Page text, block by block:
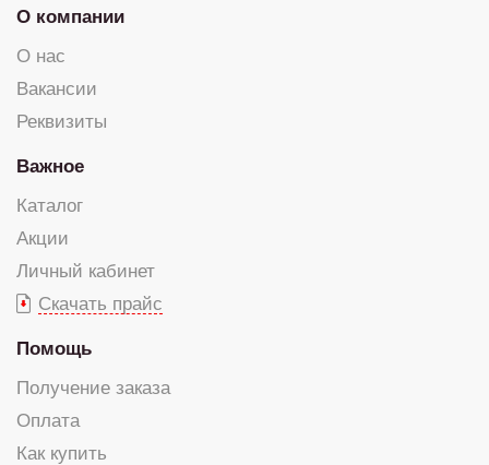
О компании
О нас
Вакансии
Реквизиты
Важное
Каталог
Акции
Личный кабинет
Скачать прайс
Помощь
Получение заказа
Оплата
Как купить